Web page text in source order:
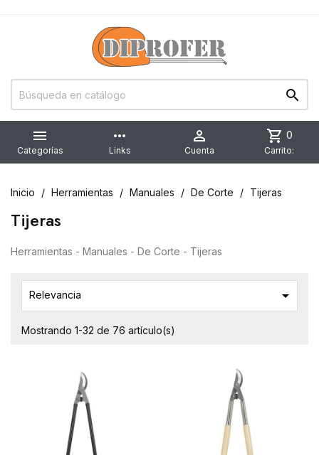


Categorías
more_horiz
Links

Cuenta
shopping_cart 0
Carrito:
Inicio Herramientas Manuales De Corte Tijeras
Tijeras
Herramientas - Manuales - De Corte - Tijeras
Relevancia 
Mostrando 1-32 de 76 artículo(s)